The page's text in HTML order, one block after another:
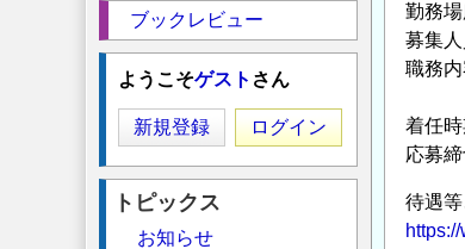
勤務
募集
職務
に関
着任
応募
待遇
ブックレビュー
ようこそゲスト さん
新規登録 ログイン
トピックス
お知らせ